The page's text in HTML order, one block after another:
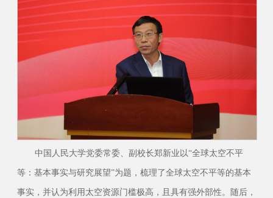
中国人民大学党委常委、副校长郑新业以“全球太空不平
等：基本事实与研究展望”为题，梳理了全球太空不平等的基本
事实，并认为利用太空资源门槛极高，且具有强外部性。随后，